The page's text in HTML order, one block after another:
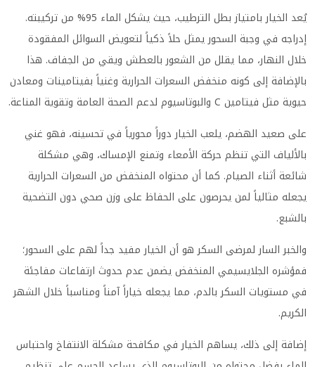
يُعد الخيار بامتياز بطل الترطيب، حيث يشكل الماء 95% من تركيبته.
إدراجه في وجبة السحور يمثل حلاً ذكياً لتعويض السوائل المفقودة
خلال النهار، مما يقلل من الشعور بالعطش ويقي من الجفاف. هذا
بالإضافة إلى كونه منخفض السعرات الحرارية وغنياً بفيتامينات ومعادن
حيوية مثل فيتامين C والبوتاسيوم لدعم الصحة العامة وتقوية المناعة.
على صعيد الهضم، يلعب الخيار دوراً محورياً في تحسينه، فهو غني
بالألياف التي تنظم حركة الأمعاء وتمنع الإمساك، وهي مشكلة
شائعة أثناء الصيام. كما أن محتواه المنخفض من السعرات الحرارية
يجعله مثالياً لمن يحرصون على الحفاظ على وزن صحي دون التضحية
بالشبع.
والخبر السار لمرضى السكر هو أن الخيار مفيد جداً لهم على السحور؛
فمؤشره الجلايسيمي المنخفض يضمن عدم حدوث ارتفاعات مفاجئة
في مستويات السكر بالدم، مما يجعله خياراً آمناً ومناسباً خلال الشهر
الكريم.
إضافة إلى ذلك، يساهم الخيار في مكافحة مشكلة الانتفاخ واحتباس